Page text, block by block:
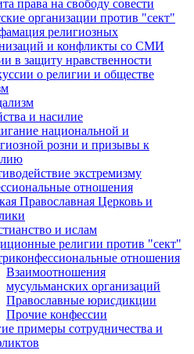
права на свободу совести
организации против "сект"
религиозных
и конфликты со СМИ
в защиту нравственности
о религии и обществе
и насилие
национальной и
розни и призывы к
экстремизму
отношения
Православная Церковь и
и ислам
религии против "сект"
отношения
Взаимоотношения
мусульманских организаций
Православные юрисдикции
Прочие конфессии
примеры сотрудничества и